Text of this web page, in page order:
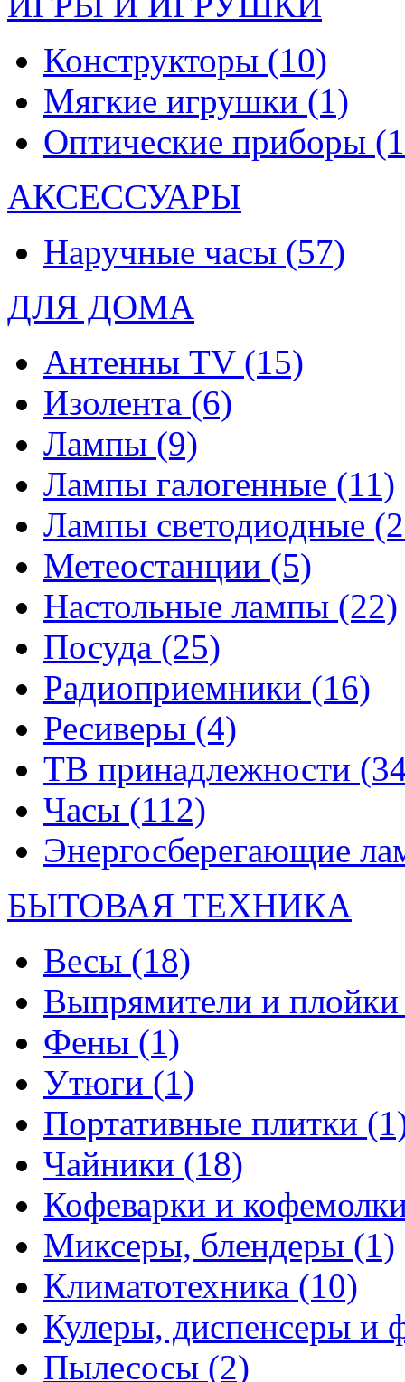
Конструкторы (10)
Мягкие игрушки (1)
Оптические приборы
АКСЕССУАРЫ
Наручные часы (57)
ДЛЯ ДОМА
Антенны TV (15)
Изолента (6)
Лампы (9)
Лампы галогенные (11)
Лампы светодиодные
Метеостанции (5)
Настольные лампы (22)
Посуда (25)
Радиоприемники (16)
Ресиверы (4)
ТВ принадлежности
Часы (112)
Энергосберегающие
БЫТОВАЯ ТЕХНИКА
Весы (18)
Выпрямители и
Фены (1)
Утюги (1)
Портативные плитки
Чайники (18)
Кофеварки и
Миксеры, блендеры (1)
Климатотехника (10)
Кулеры, диспенсеры и
Пылесосы (2)